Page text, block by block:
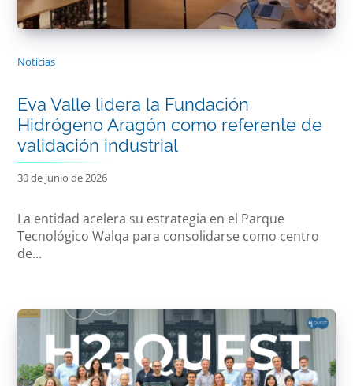
Noticias
Eva Valle lidera la Fundación
Hidrógeno Aragón como referente de
validación industrial
30 de junio de 2026
La entidad acelera su estrategia en el Parque
Tecnológico Walqa para consolidarse como centro
de...